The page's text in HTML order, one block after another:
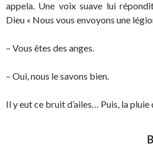
appela. Une voix suave lui
Dieu « Nous vous envoyons une
– Vous êtes des anges.
– Oui, nous le savons bien.
Il y eut ce bruit d’ailes… Puis, la
Brad